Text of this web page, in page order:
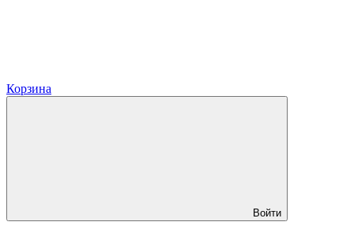
Корзина
Войти